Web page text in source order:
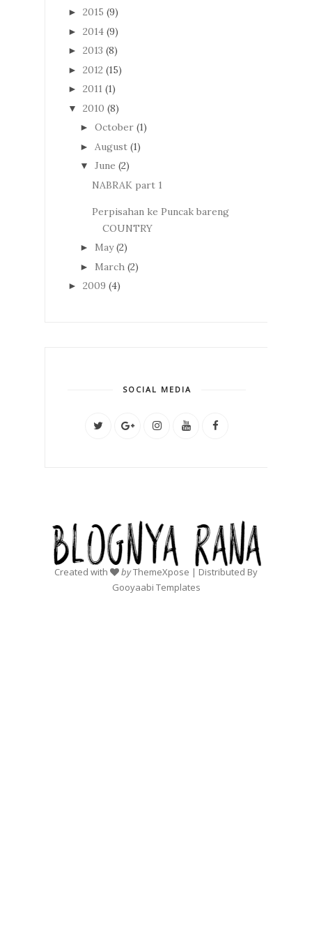
► 2015 (9)
► 2014 (9)
► 2013 (8)
► 2012 (15)
► 2011 (1)
▼ 2010 (8)
► October (1)
► August (1)
▼ June (2)
NABRAK part 1
Perpisahan ke Puncak bareng
COUNTRY
► May(2)
► March (2)
► 2009 (4)
SOCIAL MEDIA
Created with byThemeXpose | Distributed By
Gooyaabi Templates